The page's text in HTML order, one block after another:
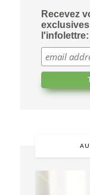
Recevez
l'infolettre: